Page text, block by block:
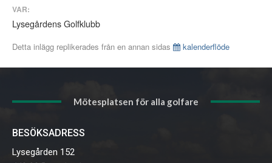
VAR:
Lysegårdens Golfklubb
Detta inlägg replikerades från en annan sidas kalenderflöde
Mötesplatsen för alla golfare
BESÖKSADRESS
Lysegården 152